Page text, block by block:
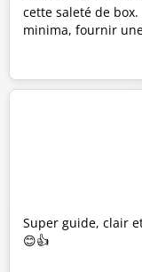
cette saleté de
minima, fournir une
Super guide, clair
😊👍